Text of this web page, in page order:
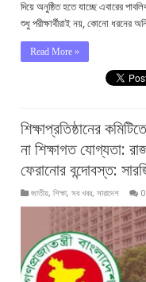
দিয়ে অনুষ্ঠিত হতে যাচ্ছে এবারের
শুধু পরীক্ষার্থীরাই নয়, কোনো ধরনের
Read More »
শিক্ষাপ্রতিষ্ঠানের
না শিক্ষাগত যোগ্যতা:
ফেরানোর বন্দোবস্ত:
জাতীয়, শিক্ষা, সব খবর, সারাদেশ 0